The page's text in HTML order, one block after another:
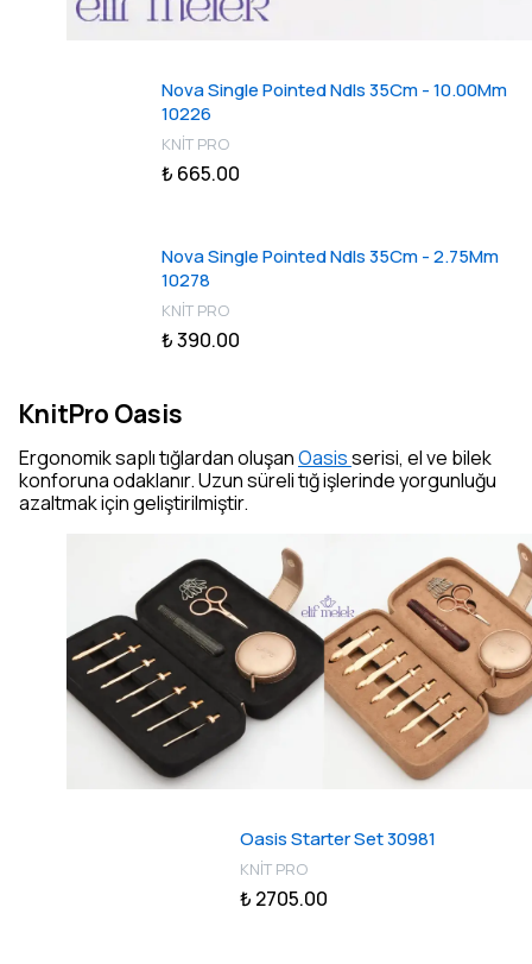
Nova Single Pointed Ndls 35Cm - 10.00Mm
10226
KNİT PRO
₺ 665.00
Nova Single Pointed Ndls 35Cm - 2.75Mm
10278
KNİT PRO
₺ 390.00
KnitPro Oasis
Ergonomik saplı tığlardan oluşanOasisserisi, el ve bilek
konforuna odaklanır. Uzun süreli tığ işlerinde yorgunluğu
azaltmak için geliştirilmiştir.
Oasis Starter Set 30981
KNİT PRO
₺ 2705.00